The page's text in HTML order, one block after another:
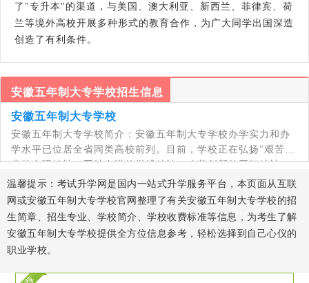
了"专升本"的渠道，与美国、澳大利亚、新西兰、菲律宾、荷
兰等境外高校开展多种形式的教育合作，为广大同学出国深造
创造了有利条件。
安徽五年制大专学校招生信息
安徽五年制大专学校
安徽五年制大专学校简介：安徽五年制大专学校办学实力和办
学水平已位居全省同类高校前列。目前，学校正在弘扬"艰苦创
业的自强精神，团结奋进的拼搏精神，改革创新的开拓精神，
温馨提示：考试升学网是国内一站式升学服务平台，本页面从互联
网或安徽五年制大专学校官网整理了有关安徽五年制大专学校的招
生简章、招生专业、学校简介、学校收费标准等信息，为考生了解
安徽五年制大专学校提供全方位信息参考，轻松选择到自己心仪的
职业学校。